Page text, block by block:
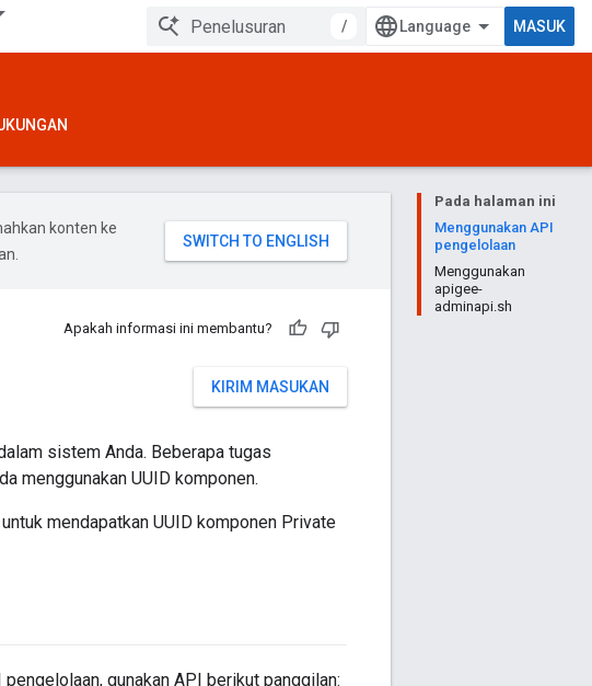
/ MASUK
Pada halaman ini
Menggunakan API
pengelolaan
Menggunakan
apigee-
adminapi.sh
konten ke
Apakah informasi ini membantu?
KIRIM MASUKAN
sistem Anda. Beberapa tugas
menggunakan UUID komponen.
mendapatkan UUID komponen Private
gunakan API berikut panggilan: